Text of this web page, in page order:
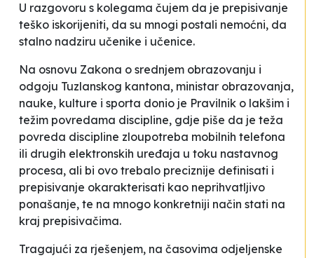
U razgovoru s kolegama čujem da je prepisivanje
teško iskorijeniti, da su mnogi postali nemoćni, da
stalno nadziru učenike i učenice.
Na osnovu Zakona o srednjem obrazovanju i
odgoju Tuzlanskog kantona, ministar obrazovanja,
nauke, kulture i sporta donio je Pravilnik o lakšim i
težim povredama discipline, gdje piše da je teža
povreda discipline zloupotreba mobilnih telefona
ili drugih elektronskih uređaja u toku nastavnog
procesa, ali bi ovo trebalo preciznije definisati i
prepisivanje okarakterisati kao neprihvatljivo
ponašanje, te na mnogo konkretniji način stati na
kraj prepisivačima.
Tragajući za rješenjem, na časovima odjeljenske